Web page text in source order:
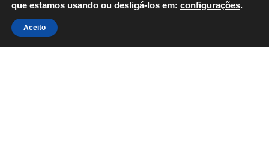
Orgulhosamente mantido com
que estamos usando ou desligá-los em: configurações.
Aceito